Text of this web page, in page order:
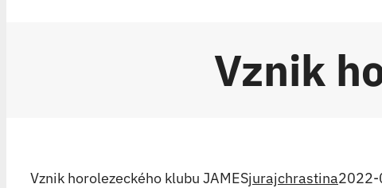
Vznik
Vznik horolezeckého klubu JAMESjurajchrastina